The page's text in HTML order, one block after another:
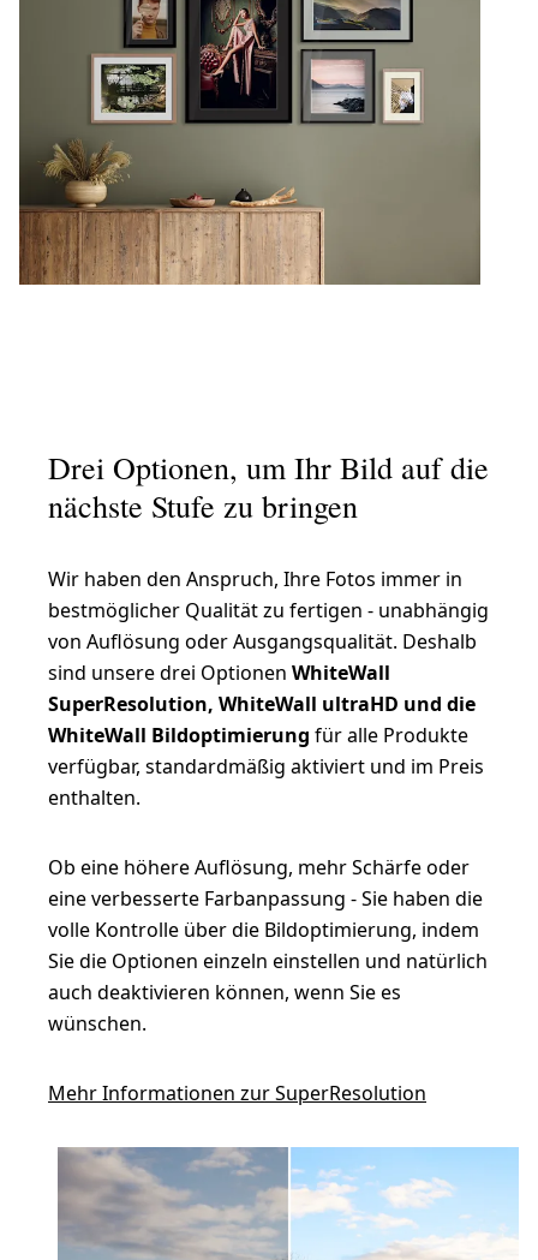
Drei Optionen, um Ihr Bild auf die
nächste Stufe zu bringen
Wir haben den Anspruch, Ihre Fotos immer in
bestmöglicher Qualität zu fertigen - unabhängig
von Auflösung oder Ausgangsqualität. Deshalb
sind unsere drei Optionen WhiteWall
SuperResolution, WhiteWall ultraHD und die
WhiteWall Bildoptimierung für alle Produkte
verfügbar, standardmäßig aktiviert und im Preis
enthalten.
Ob eine höhere Auflösung, mehr Schärfe oder
eine verbesserte Farbanpassung - Sie haben die
volle Kontrolle über die Bildoptimierung, indem
Sie die Optionen einzeln einstellen und natürlich
auch deaktivieren können, wenn Sie es
wünschen.
Mehr Informationen zur SuperResolution